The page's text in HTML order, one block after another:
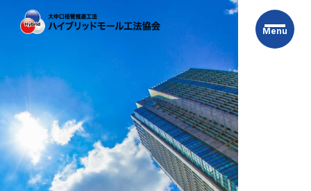
content
Menu